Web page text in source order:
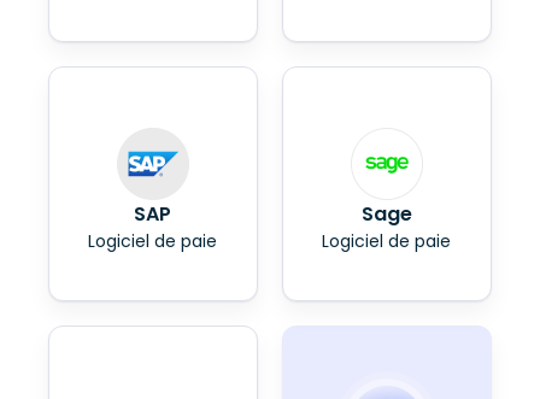
SAP
Logiciel de paie
Sage
Logiciel de paie